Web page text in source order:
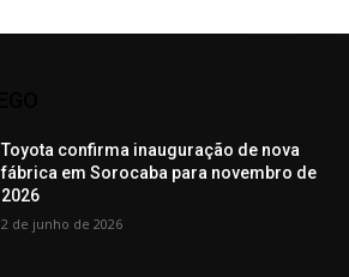
Toyota confirma inauguração de nova
fábrica em Sorocaba para novembro de
2026
2 de junho de 2026